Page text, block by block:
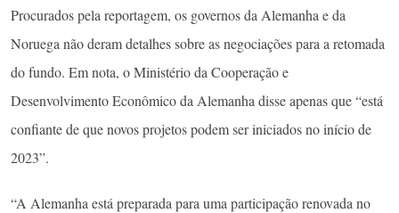
Procurados pela reportagem, os governos da Alemanha e da
Noruega não deram detalhes sobre as negociações para a retomada
do fundo. Em nota, o Ministério da Cooperação e
Desenvolvimento Econômico da Alemanha disse apenas que “está
confiante de que novos projetos podem ser iniciados no início de
2023”.
“A Alemanha está preparada para uma participação renovada no